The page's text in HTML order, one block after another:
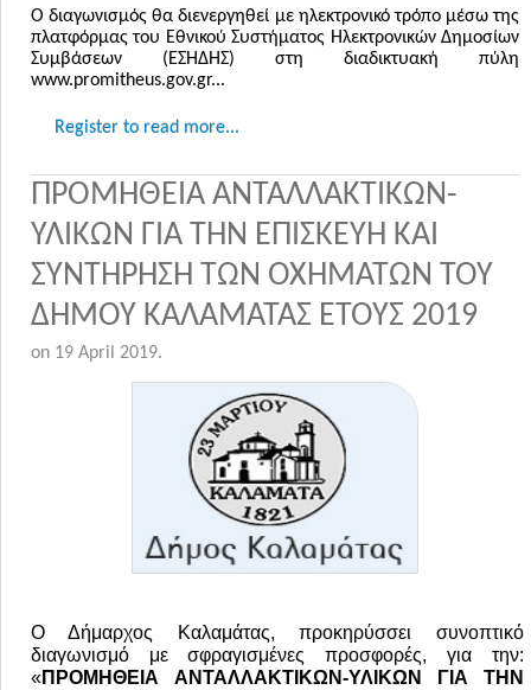
Ο διαγωνισμός θα διενεργηθεί με ηλεκτρονικό τρόπο μέσω της
πλατφόρμας του Εθνικού Συστήματος Ηλεκτρονικών Δημοσίων
Συμβάσεων (ΕΣΗΔΗΣ) στη διαδικτυακή πύλη
www.promitheus.gov.gr...
Register to read more...
ΠΡΟΜΗΘΕΙΑ ΑΝΤΑΛΛΑΚΤΙΚΩΝ-
ΥΛΙΚΩΝ ΓΙΑ ΤΗΝ ΕΠΙΣΚΕΥΗ ΚΑΙ
ΣΥΝΤΗΡΗΣΗ ΤΩΝ ΟΧΗΜΑΤΩΝ ΤΟΥ
ΔΗΜΟΥ ΚΑΛΑΜΑΤΑΣ ΕΤΟΥΣ 2019
on 19 April 2019.
Ο Δήμαρχος Καλαμάτας, προκηρύσσει συνοπτικό
διαγωνισμό με σφραγισμένες προσφορές, για την:
«ΠΡΟΜΗΘΕΙΑ ΑΝΤΑΛΛΑΚΤΙΚΩΝ-ΥΛΙΚΩΝ ΓΙΑ ΤΗΝ